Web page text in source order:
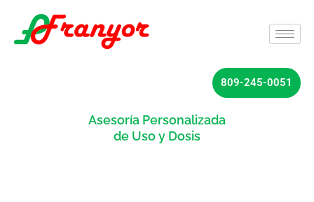
809-245-0051
Asesoría Personalizada
de Uso y Dosis